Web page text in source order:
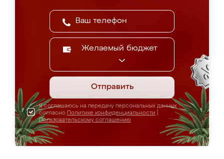
Желаемый бюджет
Отправить
Я соглашаюсь на передачу персональных данных
согласно Политике конфиденциальности
Пользовательскому соглашению